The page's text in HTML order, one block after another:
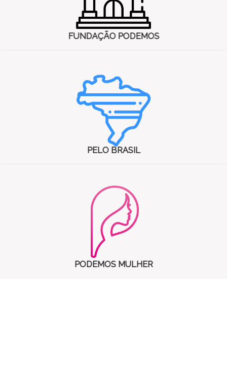
FUNDAÇÃO PODEMOS
PELO BRASIL
PODEMOS MULHER